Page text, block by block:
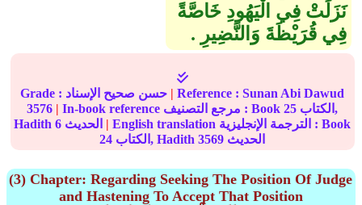
نَزَلَتْ فِي الْيَهُودِ خَاصَّةً
فِي قُرَيْظَةَ وَالنَّضِيرِ ‏.‏
| Reference :Sunan Abi Dawud
3576 | In-book reference مرجع التصنيف : Book25
Hadith6 |
English translation الترجمة الإنجليزية : Book
24
الكتاب, Hadith3569 الحديث
(3) Chapter: Regarding Seeking The Position Of Judge
and Hastening To Accept That Position